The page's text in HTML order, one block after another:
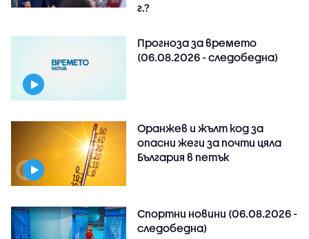
г.?
Прогноза за времето
(06.08.2026 - следобедна)
Оранжев и жълт код за
опасни жеги за почти цяла
България в петък
Спортни новини (06.08.2026 -
следобедна)